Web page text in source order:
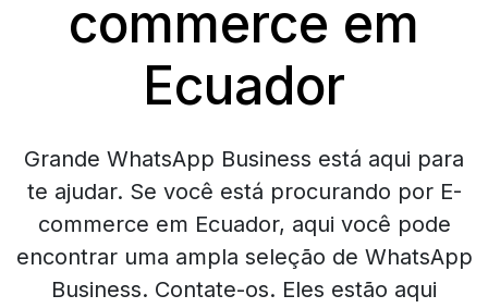
commerce em
Ecuador
Grande WhatsApp Business está aqui para
te ajudar. Se você está procurando por E-
commerce em Ecuador, aqui você pode
encontrar uma ampla seleção de WhatsApp
Business. Contate-os. Eles estão aqui